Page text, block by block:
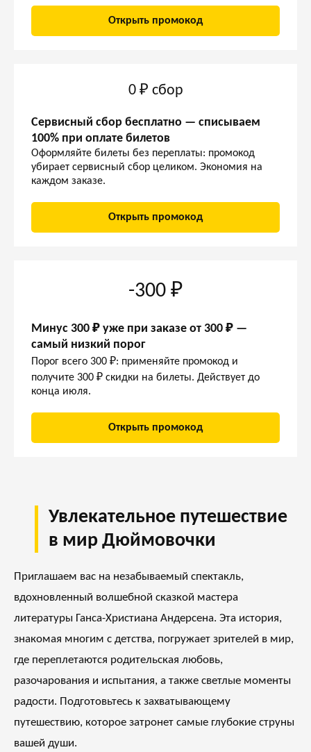
Открыть промокод
0 ₽ сбор
Сервисный сбор бесплатно — списываем
100% при оплате билетов
Оформляйте билеты без переплаты: промокод
убирает сервисный сбор целиком. Экономия на
каждом заказе.
Открыть промокод
-300 ₽
Минус 300 ₽ уже при заказе от 300 ₽ —
самый низкий порог
Порог всего 300 ₽: применяйте промокод и
получите 300 ₽ скидки на билеты. Действует до
конца июля.
Открыть промокод
Увлекательное путешествие
в мир Дюймовочки
Приглашаем вас на незабываемый спектакль,
вдохновленный волшебной сказкой мастера
литературы Ганса-Христиана Андерсена. Эта история,
знакомая многим с детства, погружает зрителей в мир,
где переплетаются родительская любовь,
разочарования и испытания, а также светлые моменты
радости. Подготовьтесь к захватывающему
путешествию, которое затронет самые глубокие струны
вашей души.